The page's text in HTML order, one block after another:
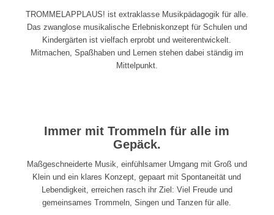
TROMMELAPPLAUS! ist extraklasse Musikpädagogik für alle.
Das zwanglose musikalische Erlebniskonzept für Schulen und
Kindergärten ist vielfach erprobt und weiterentwickelt.
Mitmachen, Spaßhaben und Lernen stehen dabei ständig im
Mittelpunkt.
Immer mit Trommeln für alle im
Gepäck.
Maßgeschneiderte Musik, einfühlsamer Umgang mit Groß und
Klein und ein klares Konzept, gepaart mit Spontaneität und
Lebendigkeit, erreichen rasch ihr Ziel: Viel Freude und
gemeinsames Trommeln, Singen und Tanzen für alle.